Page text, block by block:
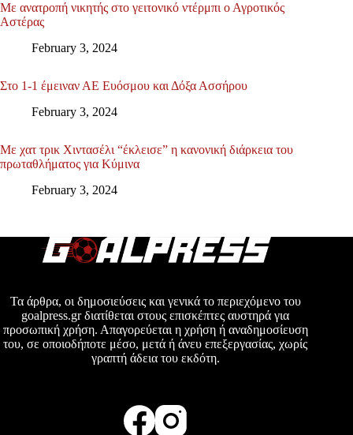
Με ανατροπή νικητής στο γειτονικό ντέρμπι ο Αγροτικός
Αστέρας
February 3, 2024
Στο 1-1 έμειναν ΑΕ Ευόσμου και Δόξα Ασσήρου
February 3, 2024
Με χατ τρικ Χιντασέλι “έκλεισε” η κανονική διάρκεια του
πρωταθλήματος για Κύμινα
February 3, 2024
Τα άρθρα, οι δημοσιεύσεις και γενικά το περιεχόμενο του
goalpress.gr διατίθεται στους επισκέπτες αυστηρά για
προσωπική χρήση. Απαγορεύεται η χρήση ή αναδημοσίευση
του, σε οποιοδήποτε μέσο, μετά ή άνευ επεξεργασίας, χωρίς
γραπτή άδεια του εκδότη.